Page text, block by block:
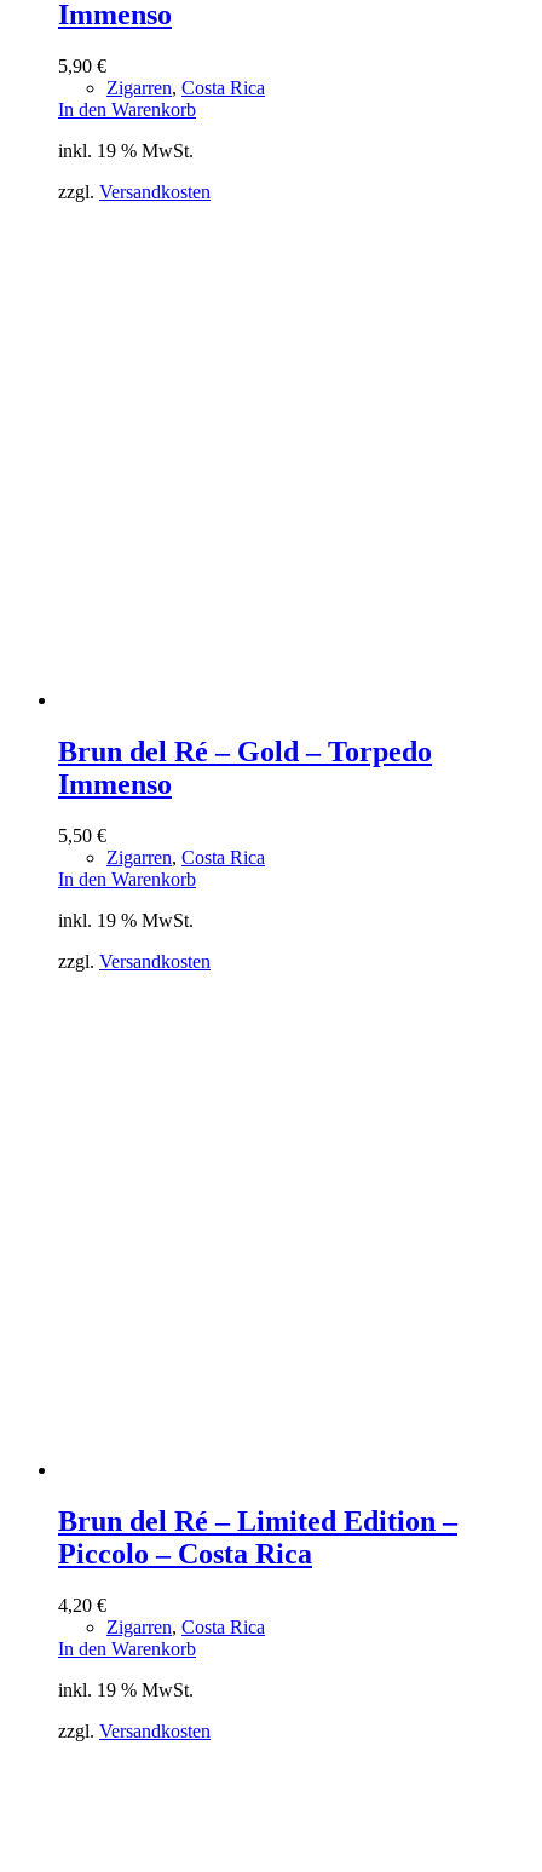
Immenso
5,90 €
Zigarren, Costa Rica
In den Warenkorb
inkl. 19 % MwSt.
zzgl. Versandkosten
Brun del Ré – Gold – Torpedo
Immenso
5,50 €
Zigarren, Costa Rica
In den Warenkorb
inkl. 19 % MwSt.
zzgl. Versandkosten
Brun del Ré – Limited Edition –
Piccolo – Costa Rica
4,20 €
Zigarren, Costa Rica
In den Warenkorb
inkl. 19 % MwSt.
zzgl. Versandkosten